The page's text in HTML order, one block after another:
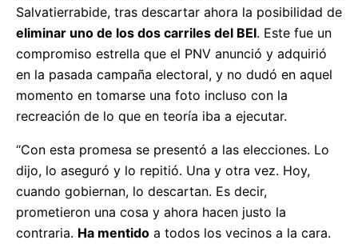
Salvatierrabide, tras descartar ahora la posibilidad de
eliminar uno de los dos carriles del BEI. Este fue un
compromiso estrella que el PNV anunció y adquirió
en la pasada campaña electoral, y no dudó en aquel
momento en tomarse una foto incluso con la
recreación de lo que en teoría iba a ejecutar.
“Con esta promesa se presentó a las elecciones. Lo
dijo, lo aseguró y lo repitió. Una y otra vez. Hoy,
cuando gobiernan, lo descartan. Es decir,
prometieron una cosa y ahora hacen justo la
contraria. Ha mentido a todos los vecinos a la cara.